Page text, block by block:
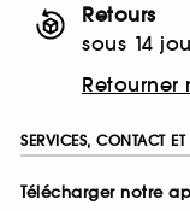
Retours
sous 14
Retourner
SERVICES, CONTACT
Télécharger notre